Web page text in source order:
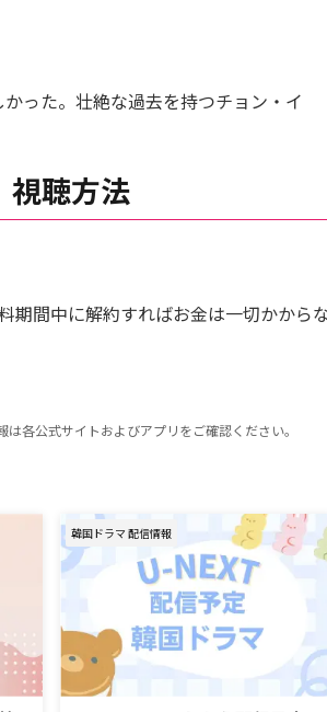
った。壮絶な過去を持つチョン・イ
視聴方法
期間中に解約すればお金は一切かから
各公式サイトおよびアプリをご確認ください。
韓国ドラマ 配信情報